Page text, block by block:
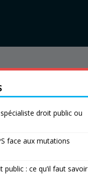
droit public ou
face aux mutations
: ce qu’il faut savoir